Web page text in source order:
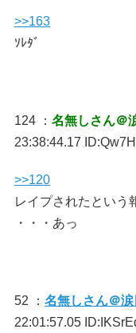
>>163
ｿﾚﾀﾞ
124 ： 名無しさん＠
23:38:44.17
>>120
レイプされたという
・・・あっ
52 ： 名無しさん＠涙
22:01:57.05